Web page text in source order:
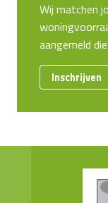
Wij matchen
aangemeld
Inschrijven